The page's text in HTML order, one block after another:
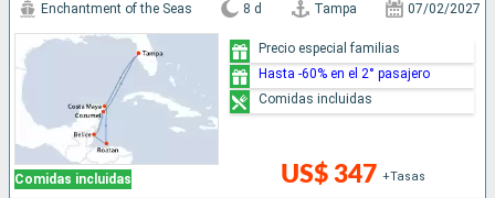
Comidas incluidas
Enchantment of the Seas 8 d Tampa 07/02/2027
US$ 347 +Tasas
Precio especial familias
Hasta -60% en el 2° pasajero
Comidas incluidas